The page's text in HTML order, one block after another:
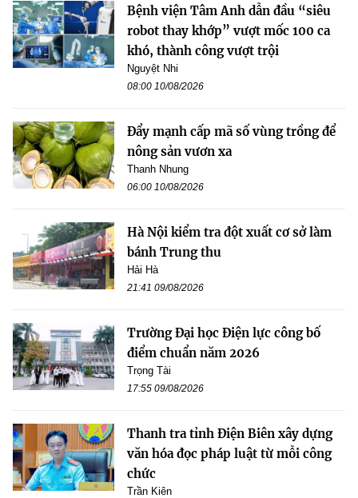
Bệnh viện Tâm Anh dẫn đầu “siêu
robot thay khớp” vượt mốc 100 ca
khó, thành công vượt trội
Nguyệt Nhi
08:00 10/08/2026
Đẩy mạnh cấp mã số vùng trồng để
nông sản vươn xa
Thanh Nhung
06:00 10/08/2026
Hà Nội kiểm tra đột xuất cơ sở làm
bánh Trung thu
Hải Hà
21:41 09/08/2026
Trường Đại học Điện lực công bố
điểm chuẩn năm 2026
Trọng Tài
17:55 09/08/2026
Thanh tra tỉnh Điện Biên xây dựng
văn hóa đọc pháp luật từ mỗi công
chức
Trần Kiên